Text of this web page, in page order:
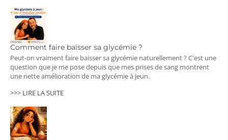
Comment faire baisser sa glycémie ?
Peut-on vraiment faire baisser sa glycémie naturellement ? C'est une
question que je me pose depuis que mes prises de sang montrent
une nette amélioration de ma glycémie à jeun.
>>> LIRE LA SUITE